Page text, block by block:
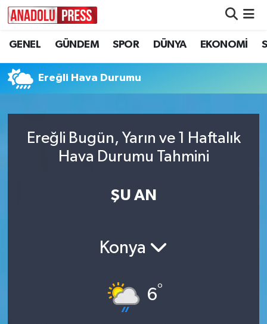
GENEL GÜNDEM SPOR DÜNYA EKONOMİ
Ereğli Hava Durumu
Ereğli Bugün, Yarın ve 1 Haftalık
Hava Durumu Tahmini
ŞU AN
Konya
6°
Nöbetçi Eczaneler
Hava Durumu
Trafik Durumu